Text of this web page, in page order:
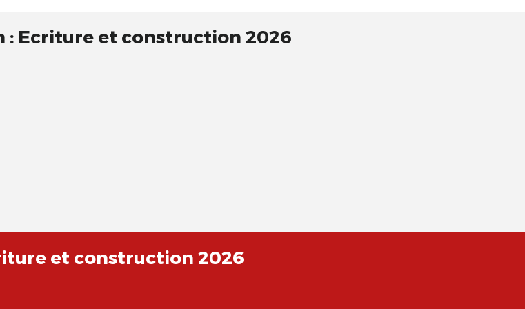
: Ecriture et construction 2026
et construction 2026